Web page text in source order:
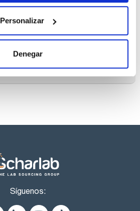
Personalizar
Denegar
Envase
x 100g :: Botella
de plástico
Precio
Comprar
Síguenos: